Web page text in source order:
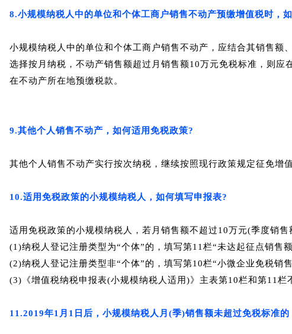
8.小规模纳税人中的单位和个体工商户销售不动产预缴增值税时，
小规模纳税人中的单位和个体工商户销售不动产，应结合其销售额
选择按月纳税，不动产销售额超过月销售额10万元免税标准，则
在不动产所在地预缴税款。
9.其他个人销售不动产，如何适用免税政策?
其他个人销售不动产实行按次纳税，继续按照现行政策规定征免增值
10.适用免税政策的小规模纳税人，如何填写申报表?
适用免税政策的小规模纳税人，若月销售额不超过10万元(季度销
(1)纳税人登记注册类型为“个体”的，填写第11栏“未达起征点销售
(2)纳税人登记注册类型非“个体”的，填写第10栏“小微企业免税销
(3)《增值税纳税申报表(小规模纳税人适用)》主表第10栏和第11栏
11.2019年1月1日后，小规模纳税人月(季)销售额未超过免税标准